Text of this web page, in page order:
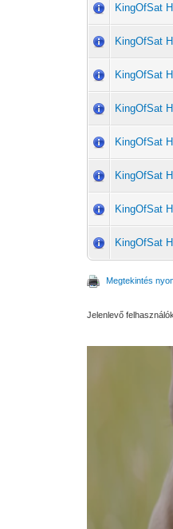
KingOfSat
KingOfSat
KingOfSat
KingOfSat
KingOfSat
KingOfSat
KingOfSat
KingOfSat
Megtekintés
Jelenlevő